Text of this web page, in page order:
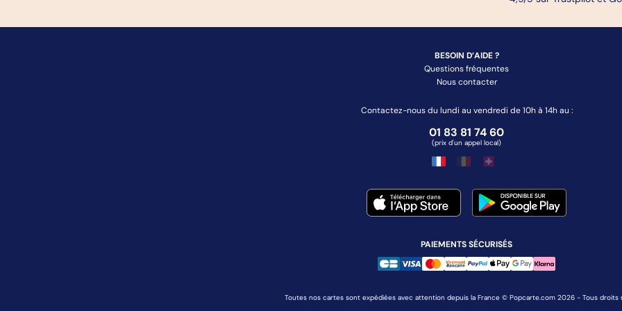
BESOIN D’AIDE ?
Questions fréquentes
Nous contacter
Contactez-nous du lundi au vendredi de 10h à 14h au :
01 83 81 74 60
(prix d'un appel local)
PAIEMENTS SÉCURISÉS
Toutes nos cartes sont expédiées avec attention depuis la France © Popcarte.com 2026 - Tous droits